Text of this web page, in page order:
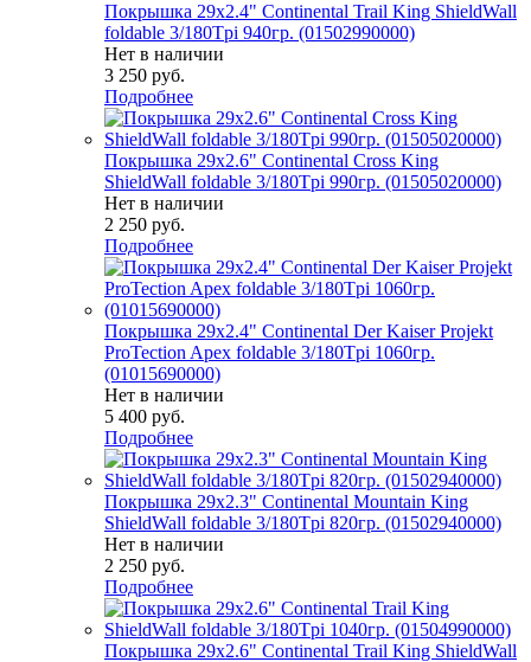
Покрышка 29x2.4" Continental Trail King ShieldWall
foldable 3/180Tpi 940гр. (01502990000)
Нет в наличии
3 250 руб.
Подробнее
Покрышка 29x2.6" Continental Cross King
ShieldWall foldable 3/180Tpi 990гр. (01505020000)
Нет в наличии
2 250 руб.
Подробнее
Покрышка 29x2.4" Continental Der Kaiser Projekt
ProTection Apex foldable 3/180Tpi 1060гр.
(01015690000)
Нет в наличии
5 400 руб.
Подробнее
Покрышка 29x2.3" Continental Mountain King
ShieldWall foldable 3/180Tpi 820гр. (01502940000)
Нет в наличии
2 250 руб.
Подробнее
Покрышка 29x2.6" Continental Trail King ShieldWall